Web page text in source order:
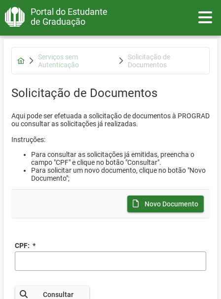
Portal do Estudante
de Graduação
Serviços sem
Autenticação
Solicitação de
Documentos
Solicitação de Documentos
Aqui pode ser efetuada a solicitação de documentos à PROGRAD
ou consultar as solicitações já realizadas.
Instruções:
Para consultar as solicitações já emitidas, preencha o
campo "CPF" e clique no botão "Consultar".
Para solicitar um novo documento, clique no botão "Novo
Documento";
Novo Documento
CPF: *
Consultar